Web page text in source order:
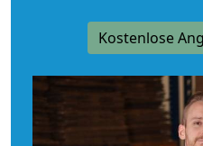
Kostenlose